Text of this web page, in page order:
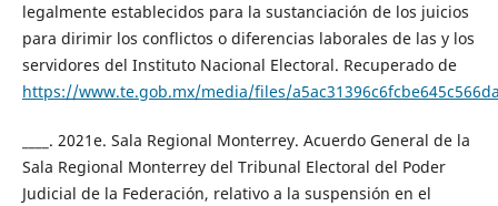
legalmente establecidos para la sustanciación de los juicios
para dirimir los conflictos o diferencias laborales de las y los
servidores del Instituto Nacional Electoral. Recuperado de
https://www.te.gob.mx/media/files/
____. 2021e. Sala Regional Monterrey. Acuerdo General de la
Sala Regional Monterrey del Tribunal Electoral del Poder
Judicial de la Federación, relativo a la suspensión en el